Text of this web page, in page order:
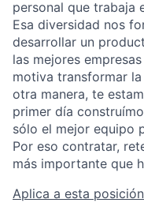
personal que trabaja
Esa diversidad nos
desarrollar un
las mejores
motiva transformar
otra manera, te
primer día
sólo el mejor equipo
Por eso contratar,
más importante que
Aplica a esta posición